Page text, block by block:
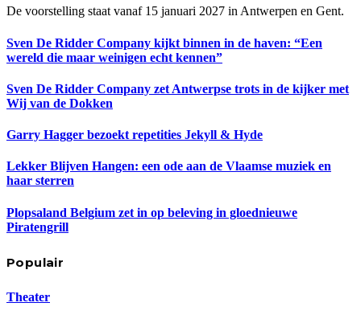
De voorstelling staat vanaf 15 januari 2027 in Antwerpen en Gent.
Sven De Ridder Company kijkt binnen in de haven: “Een
wereld die maar weinigen echt kennen”
Sven De Ridder Company zet Antwerpse trots in de kijker met
Wij van de Dokken
Garry Hagger bezoekt repetities Jekyll & Hyde
Lekker Blijven Hangen: een ode aan de Vlaamse muziek en
haar sterren
Plopsaland Belgium zet in op beleving in gloednieuwe
Piratengrill
Populair
Theater